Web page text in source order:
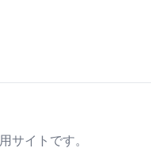
サイトです。